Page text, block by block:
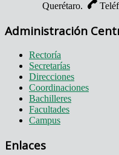
Querétaro.
Administración
Rectoría
Secretarías
Direcciones
Coordinaciones
Bachilleres
Facultades
Campus
Enlaces